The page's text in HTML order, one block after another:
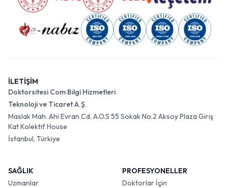
İLETİŞİM
Doktorsitesi Com Bilgi Hizmetleri
Teknoloji ve Ticaret A.Ş.
Maslak Mah. Ahi Evran Cd. A.O.S 55 Sokak No:2 Aksoy Plaza Giriş
Kat Kolektif House
İstanbul, Türkiye
SAĞLIK
Uzmanlar
PROFESYONELLER
Doktorlar İçin